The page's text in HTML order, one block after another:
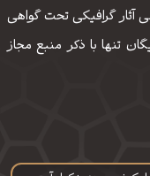
گرافیکی تحت گواهی
تنها با ذکر منبع مجاز